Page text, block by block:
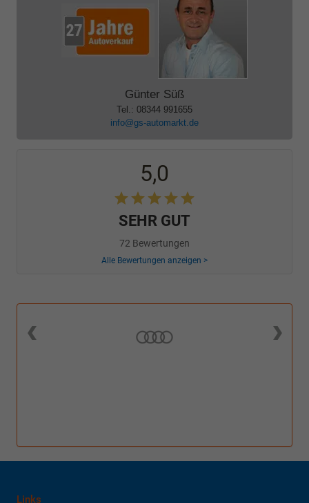
Günter Süß
Tel.: 08344 991655
info@gs-automarkt.de
5,0
SEHR GUT
72 Bewertungen
Alle Bewertungen anzeigen >
Links